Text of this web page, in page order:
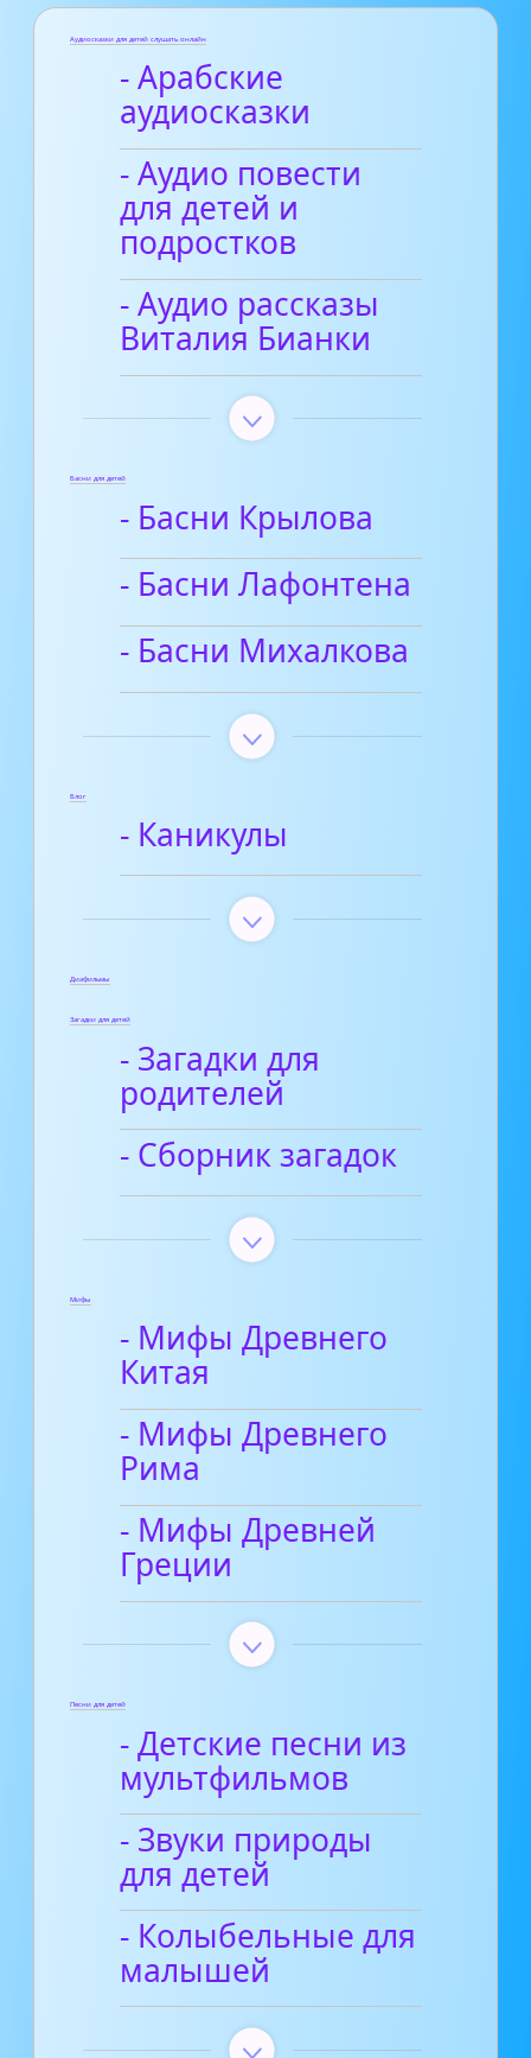
Аудиосказки для детей слушать онлайн
- Арабские
аудиосказки
- Аудио повести
для детей и
подростков
- Аудио рассказы
Виталия Бианки
Басни для детей
- Басни Крылова
- Басни Лафонтена
- Басни Михалкова
Блог
- Каникулы
Диафильмы
Загадки для детей
- Загадки для
родителей
- Сборник загадок
Мифы
- Мифы Древнего
Китая
- Мифы Древнего
Рима
- Мифы Древней
Греции
Песни для детей
- Детские песни из
мультфильмов
- Звуки природы
для детей
- Колыбельные для
малышей